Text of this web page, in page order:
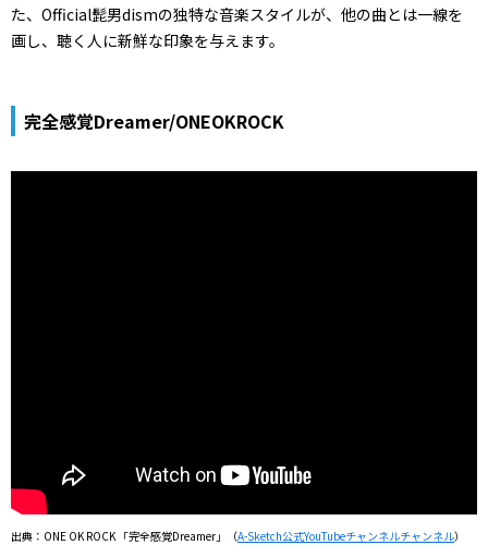
た、Official髭男dismの独特な音楽スタイルが、他の曲とは一線を
画し、聴く人に新鮮な印象を与えます。
完全感覚Dreamer/ONEOKROCK
出典：ONE OK ROCK 「完全感覚Dreamer」（A-Sketch公式YouTubeチャンネルチャンネル）